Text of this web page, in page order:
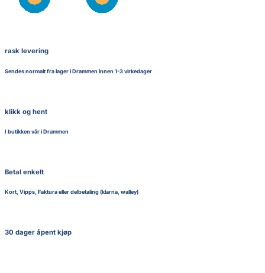
rask levering
Sendes normalt fra lager i Drammen innen 1-3 virkedager
klikk og hent
I butikken vår i Drammen
Betal enkelt
Kort, Vipps, Faktura eller delbetaling (klarna, walley)
30 dager åpent kjøp